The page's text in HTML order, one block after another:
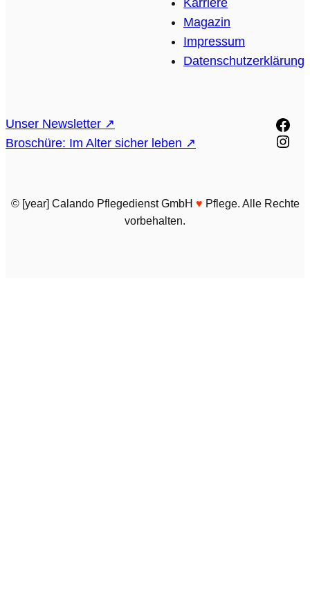
Magazin
Impressum
Datenschutzerklärung
Unser Newsletter ↗
Broschüre: Im Alter sicher leben ↗
© [year] Calando Pflegedienst GmbH ♥️ Pflege. Alle Rechte
vorbehalten.